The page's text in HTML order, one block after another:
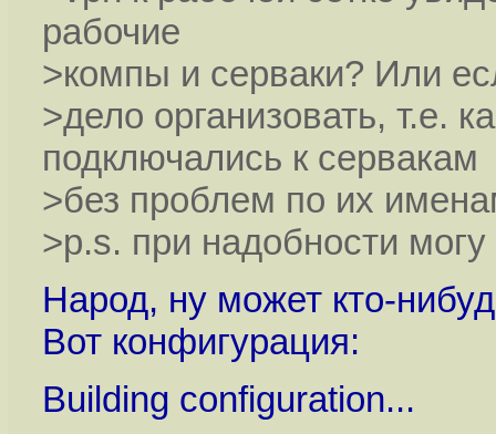
рабочие
>компы и серваки? Или
>дело организовать, т.е.
подключались к сервакам
>без проблем по их
>p.s. при надобности
Народ, ну может кто-
Вот конфигурация:
Building configuration...